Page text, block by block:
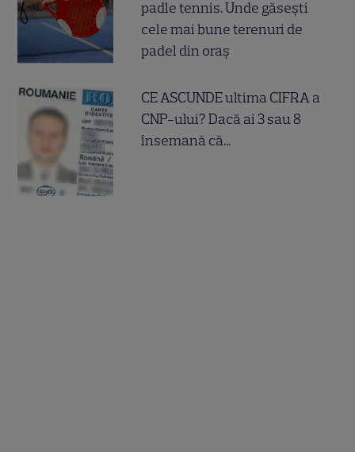
padle tennis. Unde găsești
cele mai bune terenuri de
padel din oraș
CE ASCUNDE ultima CIFRA a
CNP-ului? Dacă ai 3 sau 8
însemană că...